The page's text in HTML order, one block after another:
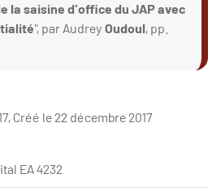
la saisine d'office du JAP avec
", par Audrey Oudoul, pp.
Créé le 22 décembre 2017
EA 4232